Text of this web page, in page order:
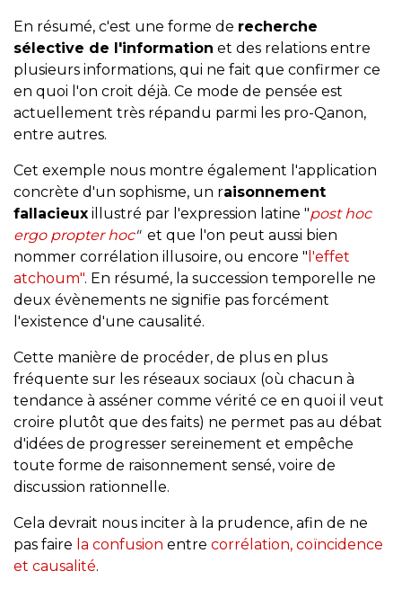
En résumé, c'est une forme de recherche
sélective de l'information et des relations entre
plusieurs informations, qui ne fait que confirmer ce
en quoi l'on croit déjà. Ce mode de pensée est
actuellement très répandu parmi les pro-Qanon,
entre autres.
Cet exemple nous montre également l'application
concrète d'un sophisme, un raisonnement
fallacieux illustré par l'expression latine "post hoc
ergo propter hoc" et que l'on peut aussi bien
nommer corrélation illusoire, ou encore " l'effet
atchoum". En résumé, la succession temporelle ne
deux évènements ne signifie pas forcément
l'existence d'une causalité.
Cette manière de procéder, de plus en plus
fréquente sur les réseaux sociaux (où chacun à
tendance à asséner comme vérité ce en quoi il veut
croire plutôt que des faits) ne permet pas au débat
d'idées de progresser sereinement et empêche
toute forme de raisonnement sensé, voire de
discussion rationnelle.
Cela devrait nous inciter à la prudence, afin de ne
pas faire la confusion entre corrélation, coïncidence
et causalité.